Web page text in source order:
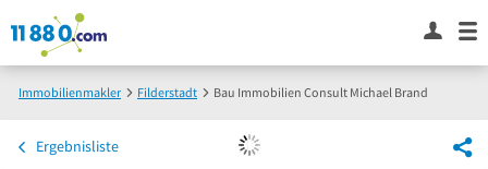
Immobilienmakler Filderstadt Bau Immobilien Consult Michael Brand
Ergebnisliste